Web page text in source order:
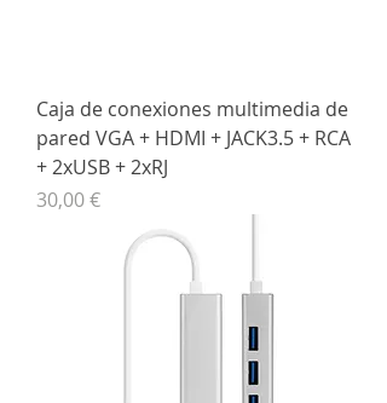
Caja de conexiones multimedia de
pared VGA + HDMI + JACK3.5 + RCA
+ 2xUSB + 2xRJ
Precio
30,00 €